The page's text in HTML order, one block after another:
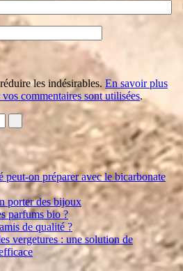
les indésirables. En savoir plus
commentaires sont utilisées.
peut-on préparer avec le bicarbonate
porter des bijoux
parfums bio ?
de qualité ?
vergetures : une solution de